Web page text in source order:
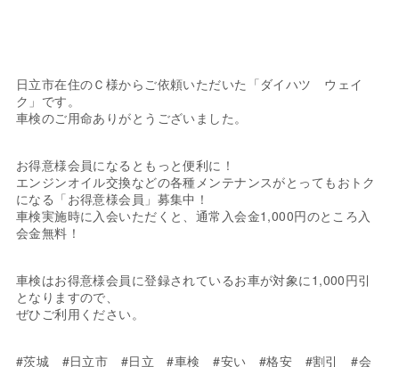
日立市在住のＣ様からご依頼いただいた「ダイハツ ウェイ
ク」です。
車検のご用命ありがとうございました。
お得意様会員になるともっと便利に！
エンジンオイル交換などの各種メンテナンスがとってもおトク
になる「お得意様会員」募集中！
車検実施時に入会いただくと、通常入会金1,000円のところ入
会金無料！
車検はお得意様会員に登録されているお車が対象に1,000円引
となりますので、
ぜひご利用ください。
#茨城 #日立市 #日立 #車検 #安い #格安 #割引 #会